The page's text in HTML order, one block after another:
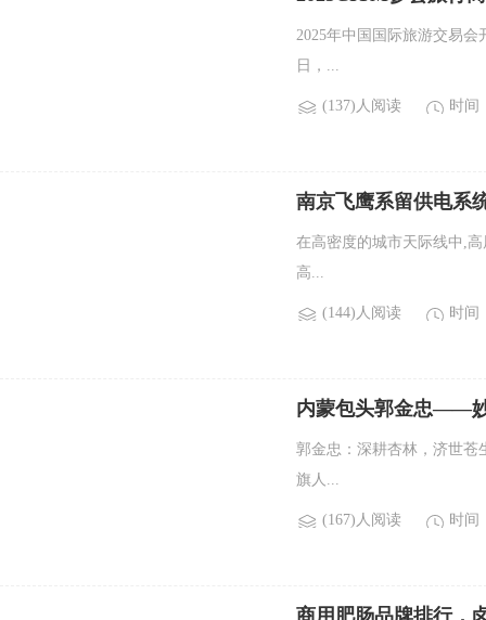
2025年中国国际旅游交易会
日，...
(137)人阅读 时间
南京飞鹰系留供电系
在高密度的城市天际线中,
高...
(144)人阅读 时间
内蒙包头郭金忠——
郭金忠：深耕杏林，济世苍
旗人...
(167)人阅读 时间
商用肥肠品牌排行，